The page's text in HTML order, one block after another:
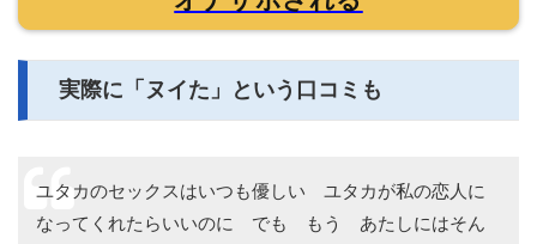
実際に「ヌイた」という口コミも
ユタカのセックスはいつも優しい ユタカが私の恋人に
なってくれたらいいのに でも もう あたしにはそん